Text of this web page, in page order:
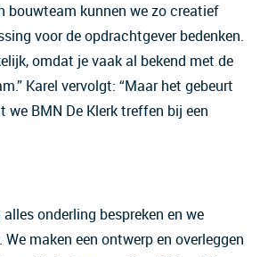
bouwteam kunnen we zo creatief
voor de opdrachtgever bedenken.
omdat je vaak al bekend met de
Karel vervolgt: “Maar het gebeurt
we BMN De Klerk treffen bij een
alles onderling bespreken en we
maken een ontwerp en overleggen